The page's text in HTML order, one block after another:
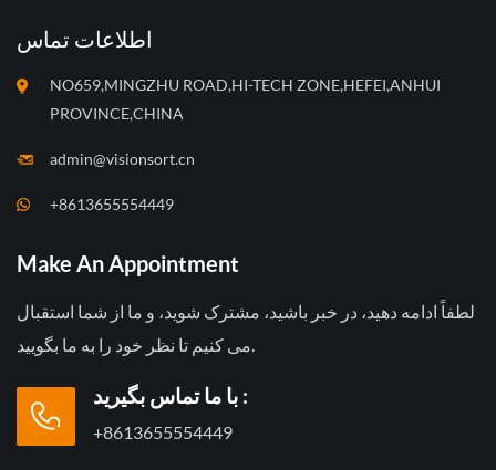
اطلاعات تماس
NO659,MINGZHU ROAD,HI-TECH ZONE,HEFEI,ANHUI
PROVINCE,CHINA
admin@visionsort.cn
+8613655554449
Make An Appointment
لطفاً ادامه دهید، در خبر باشید، مشترک شوید، و ما از شما استقبال
می کنیم تا نظر خود را به ما بگویید.
با ما تماس بگیرید :
+8613655554449